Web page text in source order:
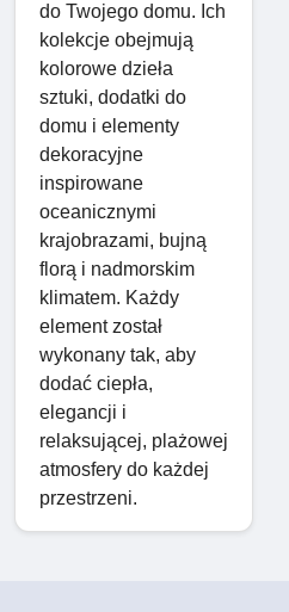
do Twojego domu. Ich
kolekcje obejmują
kolorowe dzieła
sztuki, dodatki do
domu i elementy
dekoracyjne
inspirowane
oceanicznymi
krajobrazami, bujną
florą i nadmorskim
klimatem. Każdy
element został
wykonany tak, aby
dodać ciepła,
elegancji i
relaksującej, plażowej
atmosfery do każdej
przestrzeni.